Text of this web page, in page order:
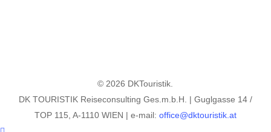
© 2026 DKTouristik.
DK TOURISTIK Reiseconsulting Ges.m.b.H. | Guglgasse 14 /
TOP 115, A-1110 WIEN | e-mail: office@dktouristik.at